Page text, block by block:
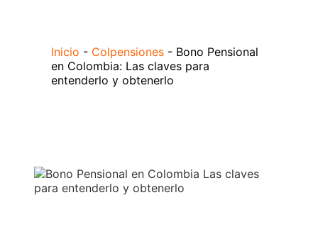
Inicio - Colpensiones - Bono Pensional
en Colombia: Las claves para
entenderlo y obtenerlo